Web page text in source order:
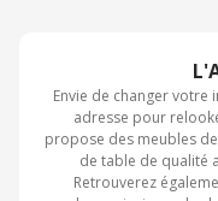
Envie de changer votre
adresse pour
propose des meubles
de table de qualité
Retrouverez